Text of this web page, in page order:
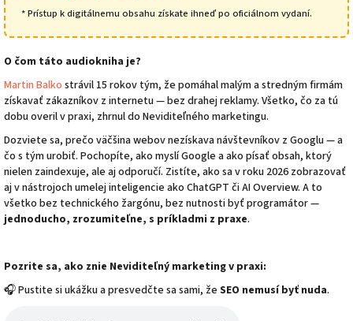
* Prístup k digitálnemu obsahu získate ihneď po oficiálnom vydaní.
O čom táto audiokniha je?
Martin Balko strávil 15 rokov tým, že pomáhal malým a stredným firmám
získavať zákazníkov z internetu — bez drahej reklamy. Všetko, čo za tú
dobu overil v praxi, zhrnul do Neviditeľného marketingu.
Dozviete sa, prečo väčšina webov nezískava návštevníkov z Googlu — a
čo s tým urobiť. Pochopíte, ako myslí Google a ako písať obsah, ktorý
nielen zaindexuje, ale aj odporučí. Zistíte, ako sa v roku 2026 zobrazovať
aj v nástrojoch umelej inteligencie ako ChatGPT či AI Overview. A to
všetko bez technického žargónu, bez nutnosti byť programátor —
jednoducho, zrozumiteľne, s príkladmi z praxe.
Pozrite sa, ako znie Neviditeľný marketing v praxi:
🎧 Pustite si ukážku a presvedčte sa sami, že SEO nemusí byť nuda.